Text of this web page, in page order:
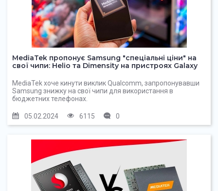
MediaTek пропонує Samsung "спеціальні ціни" на
свої чипи : Helio та Dimensity на пристроях Galaxy
MediaTek хоче кинути виклик Qualcomm, запропонувавши
Samsung знижку на свої чипи для використання в
бюджетних телефонах.
05.02.2024 6115 0